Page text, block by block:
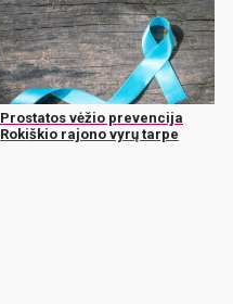
Prostatos vėžio prevencija
Rokiškio rajono vyrų tarpe